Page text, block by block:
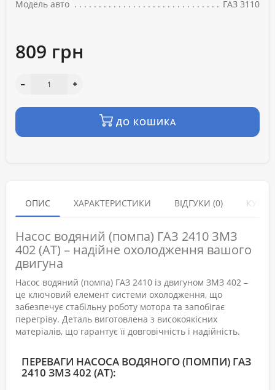
Модель авто
ГАЗ 3110
809 грн
ДО КОШИКА
ОПИС ХАРАКТЕРИСТИКИ ВІДГУКИ (0)
Насос водяний (помпа) ГАЗ 2410 ЗМЗ
402 (АТ) – надійне охолодження вашого
двигуна
Насос водяний (помпа) ГАЗ 2410 із двигуном ЗМЗ 402 –
це ключовий елемент системи охолодження, що
забезпечує стабільну роботу мотора та запобігає
перегріву. Деталь виготовлена з високоякісних
матеріалів, що гарантує її довговічність і надійність.
ПЕРЕВАГИ НАСОСА ВОДЯНОГО (ПОМПИ) ГАЗ
2410 ЗМЗ 402 (АТ):